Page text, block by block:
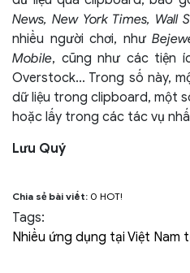
News, New York Times, Wall
nhiều người chơi, như
Mobile, cũng như các tiện
Overstock... Trong số này,
dữ liệu trong clipboard, một
hoặc lấy trong các tác vụ
Lưu Quý
Chia sẻ bài viết: 0 HOT!
Tags:
Nhiều ứng dụng tại Việt Nam